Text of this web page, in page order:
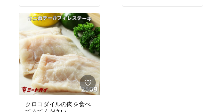
クロコダイルの肉を食べ